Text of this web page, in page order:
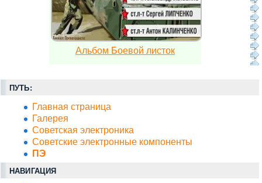
Альбом Боевой листок
ПУТЬ:
Главная страница
Галерея
Советская электроника
Советские электронные компоненты
ПЭ
НАВИГАЦИЯ